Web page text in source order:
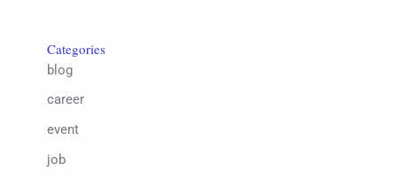
Categories
blog
career
event
job